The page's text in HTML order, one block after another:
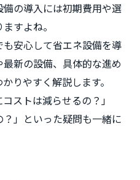
の導入には初期費用や選
すよね。
安心して省エネ設備を導
新の設備、具体的な進め
りやすく解説します。
ストは減らせるの？」
？」といった疑問も一緒に